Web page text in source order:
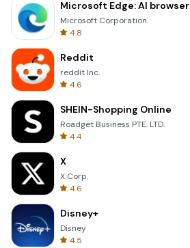
Microsoft Edge: AI browser
Microsoft Corporation
4.8
Reddit
reddit Inc.
4.6
SHEIN-Shopping Online
Roadget Business PTE. LTD.
4.4
X
X Corp.
4.6
Disney+
Disney
4.5